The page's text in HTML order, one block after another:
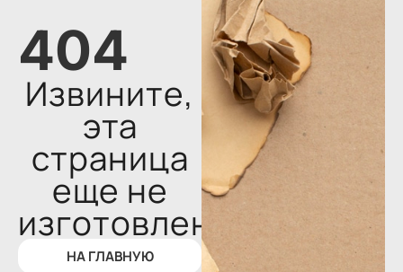
404
Извините,
эта
страница
еще не
изготовлена
НА ГЛАВНУЮ